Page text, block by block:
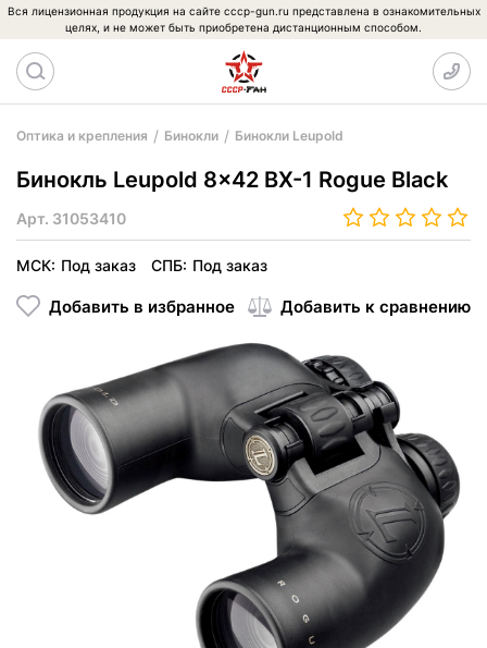
Вся лицензионная продукция на сайте cccp-gun.ru представлена в ознакомительных
целях, и не может быть приобретена дистанционным способом.
Оптика и крепления Бинокли Бинокли Leupold
Бинокль Leupold 8x42 BX-1 Rogue Black
Арт. 31053410
МСК: Под заказ СПБ: Под заказ
Добавить в избранное Добавить к сравнению